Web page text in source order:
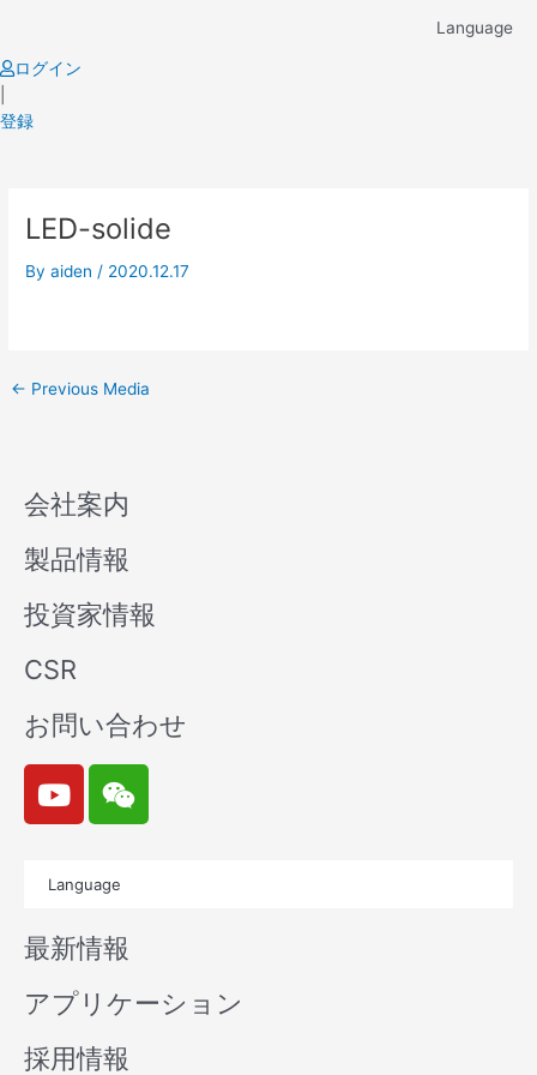
content
Language
ログイン
登録
LED-solide
Byaiden / 2020.12.17
navigation
← Previous Media
会社案内
製品情報
投資家情報
CSR
お問い合わせ
Y
o
u
b
e
W
e
i
n
Language
最新情報
アプリケーション
採用情報